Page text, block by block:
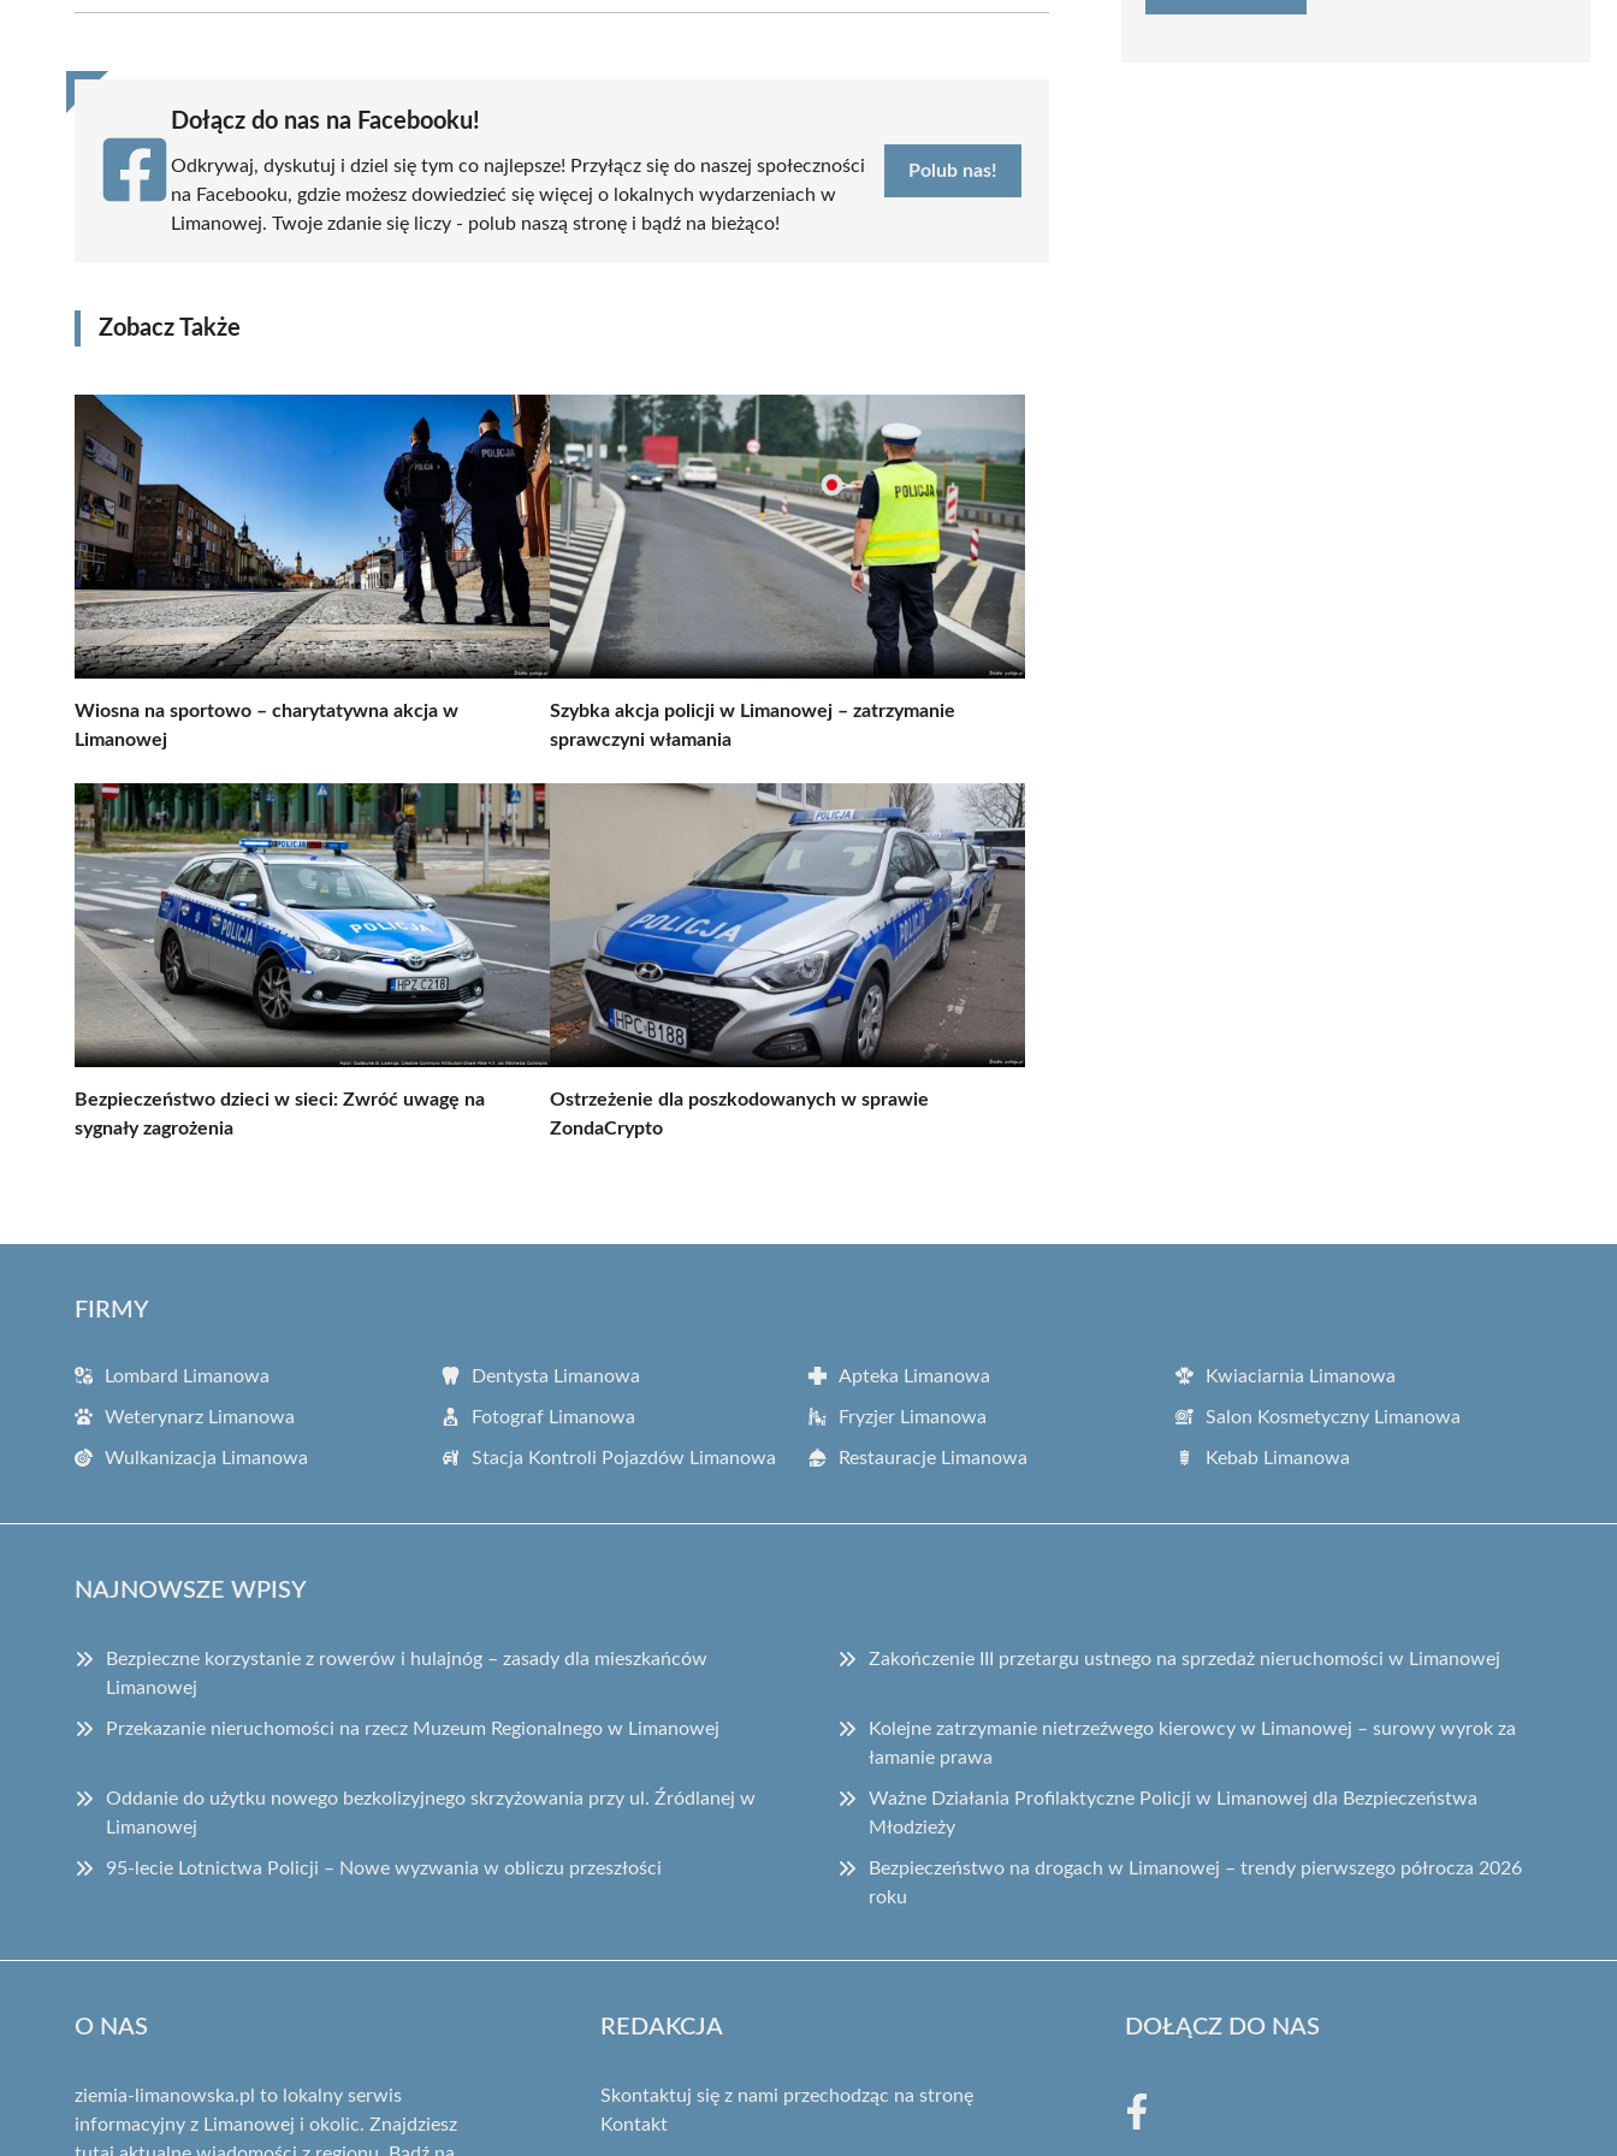
(Twitter)
Dołącz do nas na Facebooku!
Odkrywaj, dyskutuj i dziel się tym co najlepsze! Przyłącz się do naszej społeczności
na Facebooku, gdzie możesz dowiedzieć się więcej o lokalnych wydarzeniach w
Limanowej. Twoje zdanie się liczy - polub naszą stronę i bądź na bieżąco!
Polub nas!
Zobacz Także
Wiosna na sportowo – charytatywna akcja w
Limanowej
Szybka akcja policji w Limanowej – zatrzymanie
sprawczyni włamania
Bezpieczeństwo dzieci w sieci: Zwróć uwagę na
sygnały zagrożenia
Ostrzeżenie dla poszkodowanych w sprawie
ZondaCrypto
FIRMY
Lombard Limanowa Dentysta Limanowa Apteka Limanowa Kwiaciarnia Limanowa
Weterynarz Limanowa Fotograf Limanowa Fryzjer Limanowa Salon Kosmetyczny Limanowa
Wulkanizacja Limanowa Stacja Kontroli Pojazdów Limanowa Restauracje Limanowa Kebab Limanowa
NAJNOWSZE WPISY
Bezpieczne korzystanie z rowerów i hulajnóg – zasady dla mieszkańców
Limanowej
Zakończenie III przetargu ustnego na sprzedaż nieruchomości w Limanowej
Przekazanie nieruchomości na rzecz Muzeum Regionalnego w Limanowej
Kolejne zatrzymanie nietrzeźwego kierowcy w Limanowej – surowy wyrok za
łamanie prawa
Oddanie do użytku nowego bezkolizyjnego skrzyżowania przy ul. Źródlanej w
Limanowej
Ważne Działania Profilaktyczne Policji w Limanowej dla Bezpieczeństwa
Młodzieży
95-lecie Lotnictwa Policji – Nowe wyzwania w obliczu przeszłości
Bezpieczeństwo na drogach w Limanowej – trendy pierwszego półrocza 2026
roku
O NAS
ziemia-limanowska.pl to lokalny serwis
informacyjny z Limanowej i okolic. Znajdziesz
REDAKCJA
Skontaktuj się z nami przechodząc na stronę
Kontakt
DOŁĄCZ DO NAS